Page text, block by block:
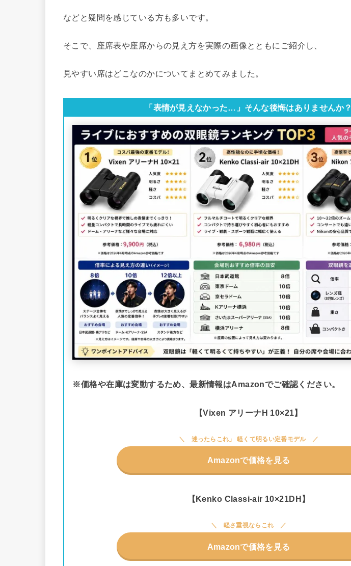
などと疑問を感じている方も多いです。
そこで、座席表や座席からの見え方を実際の画像とともにご紹介し、
見やすい席はどこなのかについてまとめてみました。
「表情が見えなかった…」そんな後悔はありませんか？
※価格や在庫は変動するため、最新情報はAmazonでご確認ください。
【Vixen アリーナH 10×21】
迷ったらこれ」 軽くて明るい定番モデル
Amazonで価格を見る
【Kenko Classi-air 10×21DH】
軽さ重視ならこれ
Amazonで価格を見る